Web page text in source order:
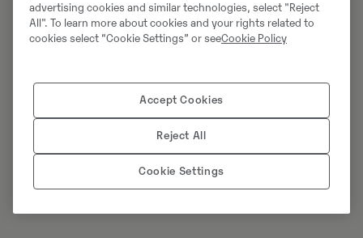
11 Maj 2026 | Blog_post
Jessica visar vägen för fler tjejer i verkstaden
05 Maj 2026 | Pressrelease
Henrik Olsson, eventtekniker på Swecon: "Mitt
härliga liv med maskiner"
26 Mars 2026 | News
Resan mot ett mer jämställt Swecon
advertising cookies and similar technologies, select "Reject
All". To learn more about cookies and your rights related to
cookies select “Cookie Settings” or seeCookie Policy
Accept Cookies
Reject All
Cookie Settings